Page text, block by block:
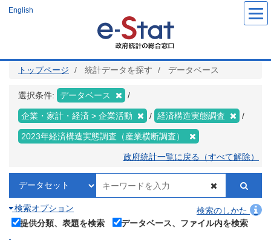
ツ
English
トップページ 統計データを探す データベース
選択条件: データベース
企業・家計・経済 > 企業活動 経済構造実態調査
2023年経済構造実態調査（産業横断調査）
政府統計一覧に戻る（すべて解除）
検索オプション
検索のしかた
提供分類、表題を検索
データベース、ファイル内を検索